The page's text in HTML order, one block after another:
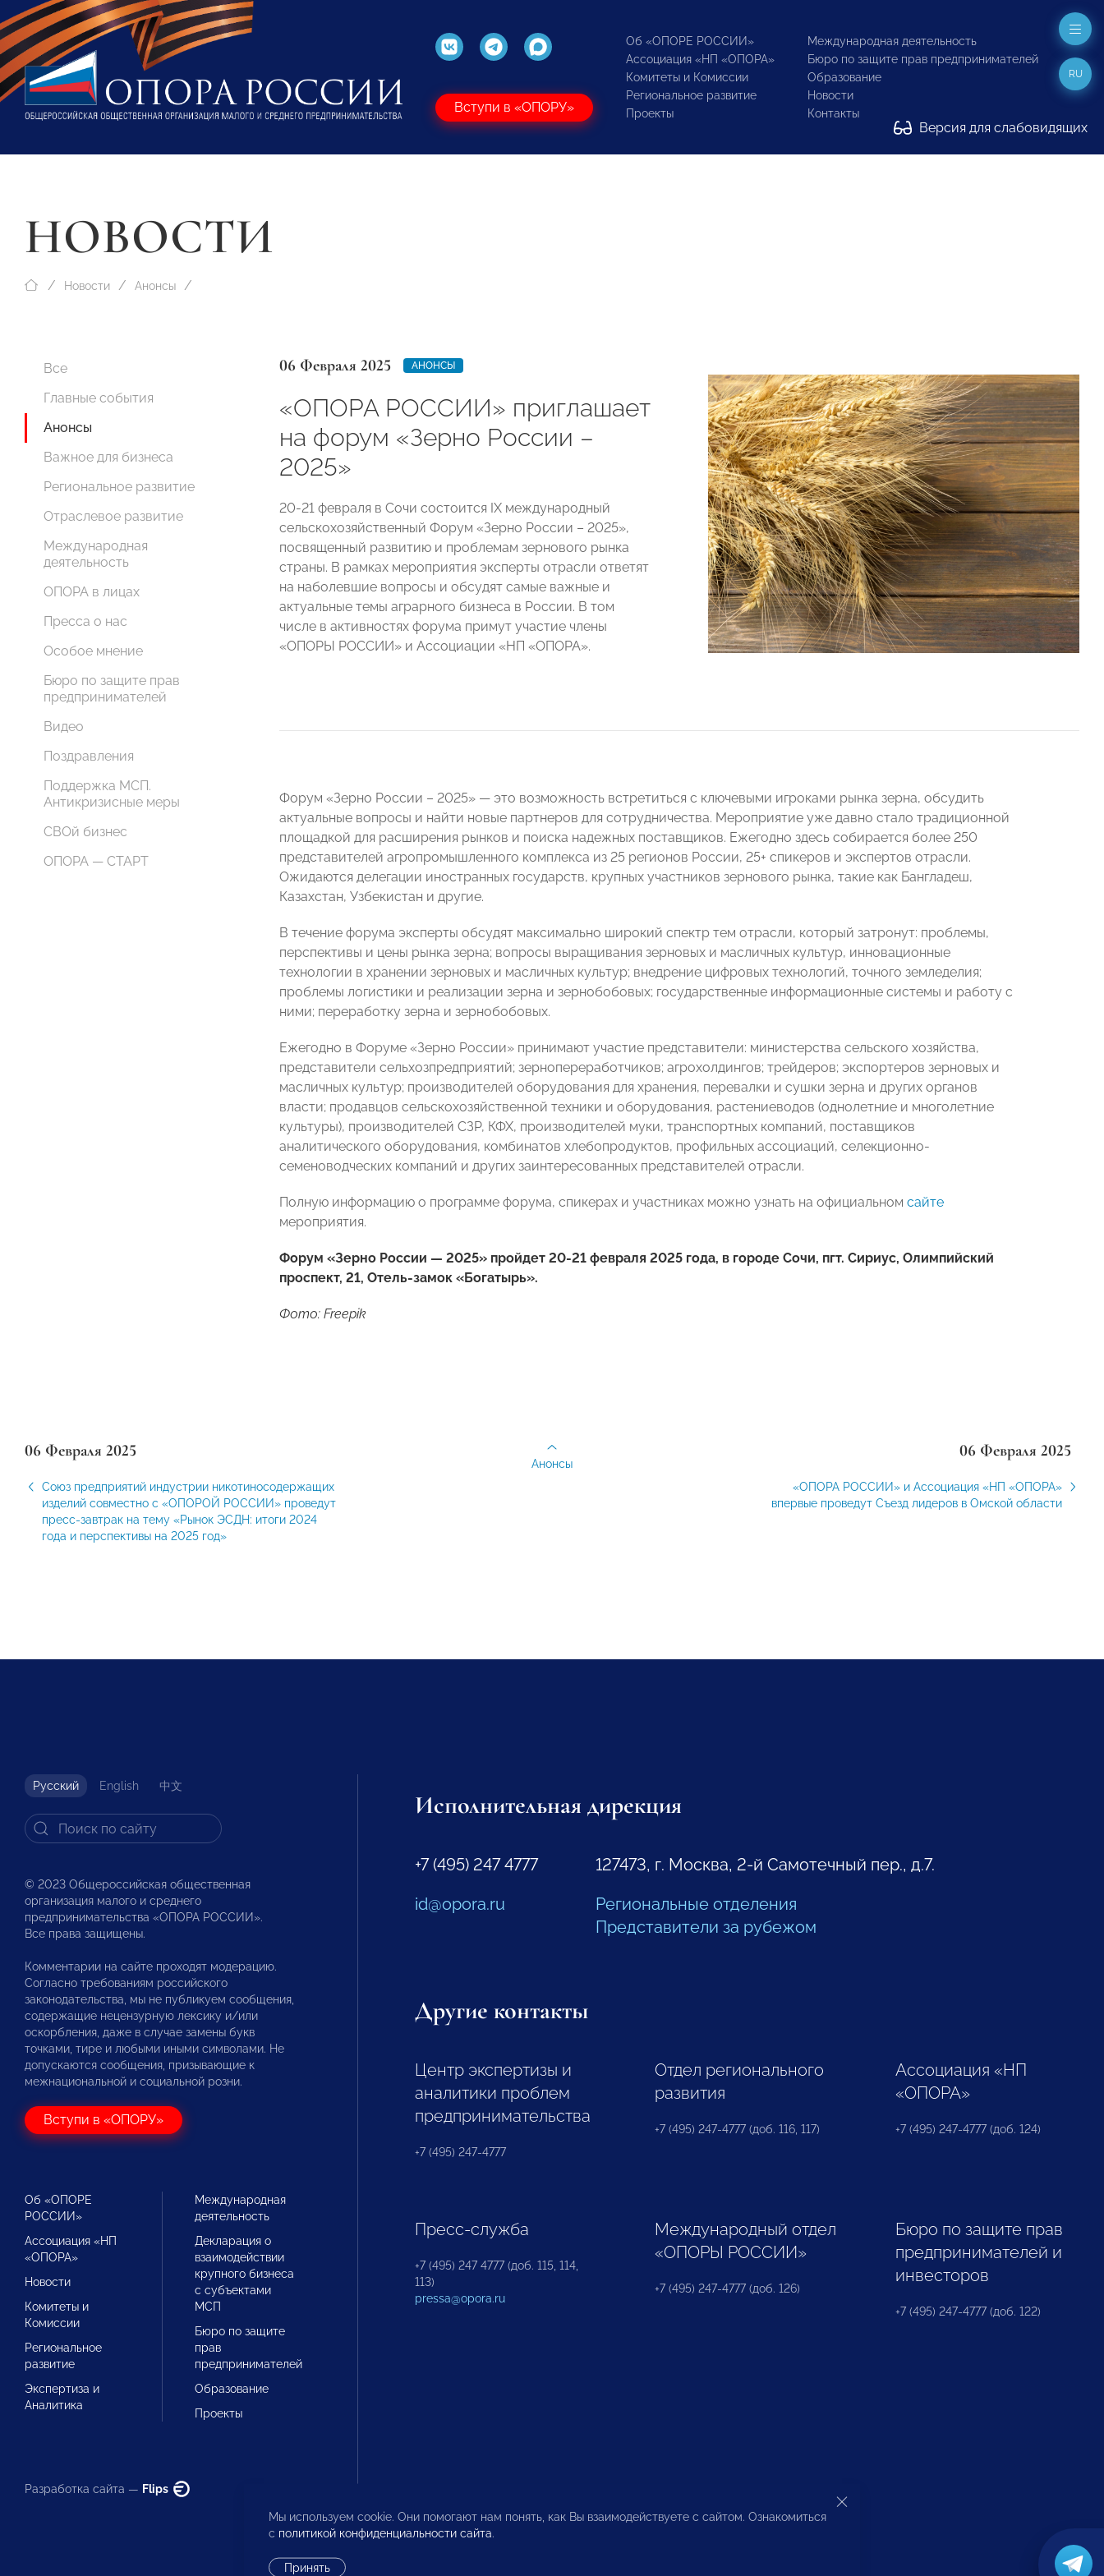
Вступи в «ОПОРУ»
Об «ОПОРЕ РОССИИ»
Ассоциация «НП «ОПОРА»
Комитеты и Комиссии
Региональное развитие
Проекты
Международная деятельность
Бюро по защите прав предпринимателей
Образование
Новости
Контакты
Версия для слабовидящих
RU
НОВОСТИ
Новости Анонсы
Все
Главные события
Анонсы
Важное для бизнеса
Региональное развитие
Отраслевое развитие
Международная
деятельность
ОПОРА в лицах
Пресса о нас
Особое мнение
Бюро по защите прав
предпринимателей
Видео
Поздравления
Поддержка МСП.
Антикризисные меры
СВОй бизнес
ОПОРА — СТАРТ
06 Февраля 2025 АНОНСЫ
«ОПОРА РОССИИ» приглашает
на форум «Зерно России –
2025»
20-21 февраля в Сочи состоится IX международный
сельскохозяйственный Форум «Зерно России – 2025»,
посвященный развитию и проблемам зернового рынка
страны. В рамках мероприятия эксперты отрасли ответят
на наболевшие вопросы и обсудят самые важные и
актуальные темы аграрного бизнеса в России. В том
числе в активностях форума примут участие члены
«ОПОРЫ РОССИИ» и Ассоциации «НП «ОПОРА».
Форум «Зерно России – 2025» — это возможность встретиться с ключевыми игроками рынка зерна, обсудить
актуальные вопросы и найти новые партнеров для сотрудничества. Мероприятие уже давно стало традиционной
площадкой для расширения рынков и поиска надежных поставщиков. Ежегодно здесь собирается более 250
представителей агропромышленного комплекса из 25 регионов России, 25+ спикеров и экспертов отрасли.
Ожидаются делегации иностранных государств, крупных участников зернового рынка, такие как Бангладеш,
Казахстан, Узбекистан и другие.
В течение форума эксперты обсудят максимально широкий спектр тем отрасли, который затронут: проблемы,
перспективы и цены рынка зерна; вопросы выращивания зерновых и масличных культур, инновационные
технологии в хранении зерновых и масличных культур; внедрение цифровых технологий, точного земледелия;
проблемы логистики и реализации зерна и зернобобовых; государственные информационные системы и работу с
ними; переработку зерна и зернобобовых.
Ежегодно в Форуме «Зерно России» принимают участие представители: министерства сельского хозяйства,
представители сельхозпредприятий; зернопереработчиков; агрохолдингов; трейдеров; экспортеров зерновых и
масличных культур; производителей оборудования для хранения, перевалки и сушки зерна и других органов
власти; продавцов сельскохозяйственной техники и оборудования, растениеводов (однолетние и многолетние
культуры), производителей СЗР, КФХ, производителей муки, транспортных компаний, поставщиков
аналитического оборудования, комбинатов хлебопродуктов, профильных ассоциаций, селекционно-
семеноводческих компаний и других заинтересованных представителей отрасли.
Полную информацию о программе форума, спикерах и участниках можно узнать на официальном сайте
мероприятия.
Форум «Зерно России — 2025» пройдет 20-21 февраля 2025 года, в городе Сочи, пгт. Сириус, Олимпийский
проспект, 21, Отель-замок «Богатырь».
Фото: Freepik
06 Февраля 2025
Союз предприятий индустрии никотиносодержащих
изделий совместно с «ОПОРОЙ РОССИИ» проведут
пресс-завтрак на тему «Рынок ЭСДН: итоги 2024
года и перспективы на 2025 год»
06 Февраля 2025
«ОПОРА РОССИИ» и Ассоциация «НП «ОПОРА»
впервые проведут Съезд лидеров в Омской области
Анонсы
Русский English 中文
© 2023 Общероссийская общественная
организация малого и среднего
предпринимательства «ОПОРА РОССИИ».
Все права защищены.
Комментарии на сайте проходят модерацию.
Согласно требованиям российского
законодательства, мы не публикуем сообщения,
содержащие нецензурную лексику и/или
оскорбления, даже в случае замены букв
точками, тире и любыми иными символами. Не
допускаются сообщения, призывающие к
межнациональной и социальной розни.
Вступи в «ОПОРУ»
Об «ОПОРЕ
РОССИИ»
Ассоциация «НП
«ОПОРА»
Новости
Комитеты и
Комиссии
Региональное
развитие
Экспертиза и
Аналитика
Международная
деятельность
Декларация о
взаимодействии
крупного бизнеса
с субъектами
МСП
Бюро по защите
прав
предпринимателей
Образование
Проекты
Разработка сайта — Flips
Исполнительная дирекция
+7 (495) 247 4777
id@opora.ru
127473, г. Москва, 2-й Самотечный пер., д.7.
Региональные отделения
Представители за рубежом
Другие контакты
Центр экспертизы и
аналитики проблем
предпринимательства
+7 (495) 247-4777
Отдел регионального
развития
+7 (495) 247-4777 (доб. 116, 117)
Ассоциация «НП
«ОПОРА»
+7 (495) 247-4777 (доб. 124)
Пресс-служба
+7 (495) 247 4777 (доб. 115, 114,
113)
pressa@opora.ru
Международный отдел
«ОПОРЫ РОССИИ»
+7 (495) 247-4777 (доб. 126)
Бюро по защите прав
предпринимателей и
инвесторов
+7 (495) 247-4777 (доб. 122)
Мы используем cookie. Они помогают нам понять, как Вы взаимодействуете с сайтом. Ознакомиться
с политикой конфиденциальности сайта.
Принять